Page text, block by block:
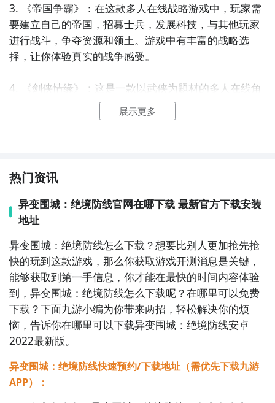
3. 《帝国争霸》：在这款多人在线战略游戏中，玩家需
要建立自己的帝国，招募士兵，发展科技，与其他玩家
进行战斗，争夺资源和领土。游戏中有丰富的战略选
择，让你体验真实的战争感受。
4. 《剑侠情缘》：这是一款以武侠为题材的多人在线角
色扮演游戏，玩家可以选择不同的门派，修炼武功，完
成各种任务和挑战。游戏中有丰富的剧情和交互，让你
5. 《神鬼奇谭》：本游戏是一款探险解密类游戏，玩家
需要解决各种谜题，探索神秘的地点，寻找隐藏的宝藏
和秘密。游戏中有许多精彩的故事情节和惊险刺激的冒
险，带给你不一样的游戏体验。
6. 《天下霸唱》：这是一款以音乐为主题的多人在线游
戏，玩家可以扮演歌手，参加比赛，展示自己的歌唱实
力。游戏中有丰富的音乐元素，让你感受音乐的魅力，
与其他玩家一起享受音乐的乐趣。
7. 《战争之王》：在这款即时战略游戏中，玩家需要建
立自己的军队，与其他玩家进行战斗，争夺领土和资
源。游戏中有多个战场和战役，让你体验真实的战争场
景和指挥战斗的快感。
展示更多
热门资讯
异变围城：绝境防线官网在哪下载 最新官方下载安装
地址
异变围城：绝境防线怎么下载？想要比别人更加抢先抢
快的玩到这款游戏，那么你获取游戏开测消息是关键，
能够获取到第一手信息，你才能在最快的时间内容体验
到，异变围城：绝境防线怎么下载呢？在哪里可以免费
下载？下面九游小编为你带来两招，轻松解决你的烦
恼，告诉你在哪里可以下载异变围城：绝境防线安卓
2022最新版。
异变围城：绝境防线快速预约/下载地址（需优先下载九游
APP）：